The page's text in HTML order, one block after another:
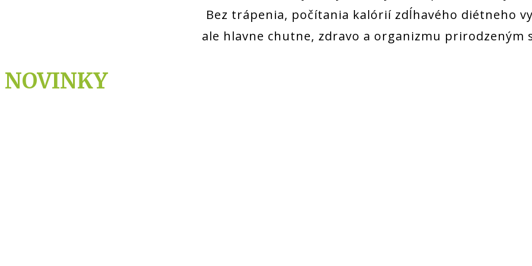
Bez trápenia, počítania kalórií zdĺhavého diétneho
ale hlavne chutne, zdravo a organizmu prirodzeným
NOVINKY